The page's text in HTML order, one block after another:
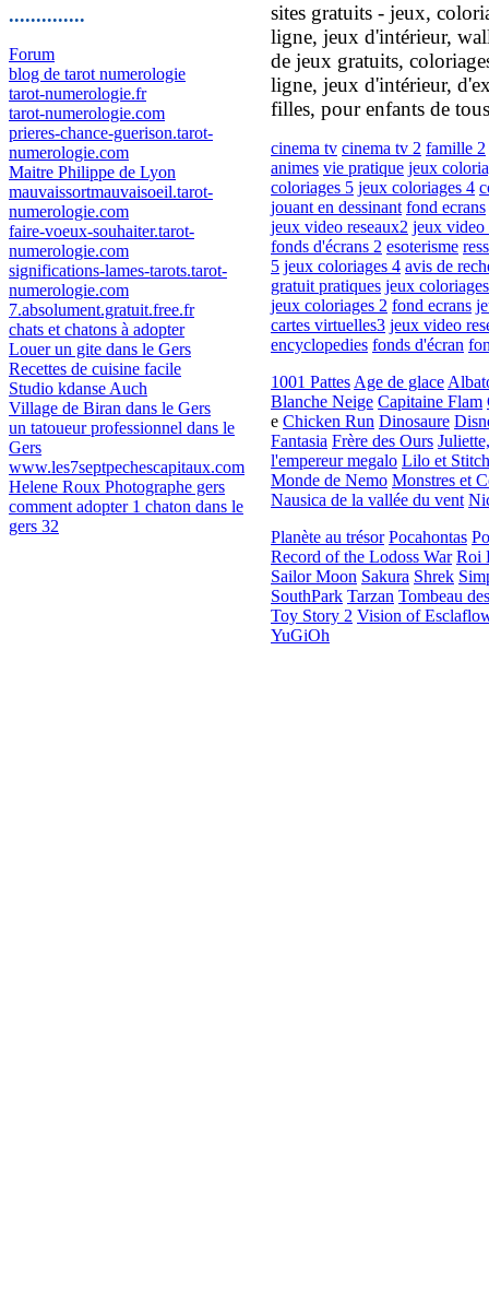
..............
Forum
blog de tarot numerologie
tarot-numerologie.fr
tarot-numerologie.com
prieres-chance-guerison.tarot-
numerologie.com
Maitre Philippe de Lyon
mauvaissortmauvaisoeil.tarot-
numerologie.com
faire-voeux-souhaiter.tarot-
numerologie.com
significations-lames-tarots.tarot-
numerologie.com
7.absolument.gratuit.free.fr
chats et chatons à adopter
Louer un gite dans le Gers
Recettes de cuisine facile
Studio kdanse Auch
Village de Biran dans le Gers
un tatoueur professionnel dans le
Gers
www.les7septpechescapitaux.com
Helene Roux Photographe gers
comment adopter 1 chaton dans le
gers 32
sites gratuits - jeux,
ligne, jeux d'intérieur,
de jeux gratuits,
ligne, jeux d'intérieur,
filles, pour enfants de
cinema tv cinema tv 2 famille 2
animes vie pratique jeux
coloriages 5 jeux coloriages 4
jouant en dessinant fond ecrans
jeux video reseaux2 jeux video
fonds d'écrans 2 esoterisme
5 jeux coloriages 4 avis de
gratuit pratiques jeux
jeux coloriages 2 fond ecrans
cartes virtuelles3 jeux video
encyclopedies fonds d'écran
1001 Pattes Age de glace
Blanche Neige Capitaine Flam
e Chicken Run Dinosaure
Fantasia Frère des Ours
l'empereur megalo Lilo et Stitch
Monde de Nemo Monstres et
Nausica de la vallée du vent
Planète au trésor Pocahontas
Record of the Lodoss War Roi
Sailor Moon Sakura Shrek
SouthPark Tarzan Tombeau
Toy Story 2 Vision of
YuGiOh